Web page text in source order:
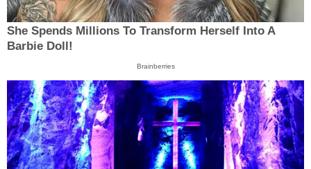
She Spends Millions To Transform Herself Into A
Barbie Doll!
Brainberries